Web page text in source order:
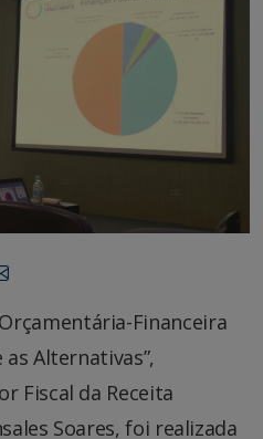
Financeira
Alternativas”,
Fiscal da Receita
Soares, foi realizada